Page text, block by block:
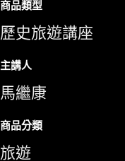
商品類型
歷史旅遊講座
主講人
馬繼康
商品分類
旅遊